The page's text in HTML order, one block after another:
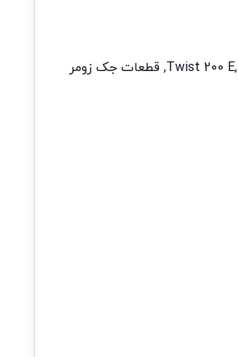
Twist 200 E,
, قطعات جک زومر